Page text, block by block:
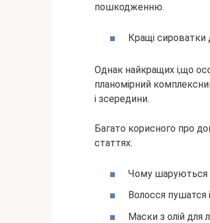
пошкодженню.
Кращі сироватки
Однак найкращих і,що
планомірний
і зсередини.
Багато корисного про
статтях:
Чому шаруються
Волосся
Маски з олій для